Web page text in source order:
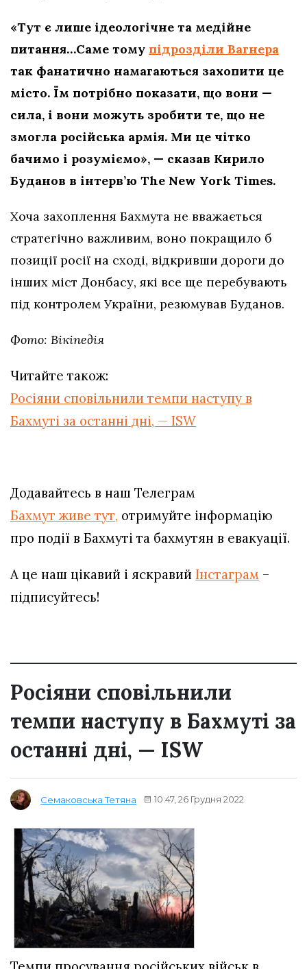
«Тут є лише ідеологічне та медійне
питання…Саме тому підрозділи Вагнера
так фанатично намагаються захопити це
місто. Їм потрібно показати, що вони —
сила, і вони можуть зробити те, що не
змогла російська армія. Ми це чітко
бачимо і розуміємо», — сказав Кирило
Буданов в інтерв’ю The New York Times.
Хоча захоплення Бахмута не вважається
стратегічно важливим, воно покращило б
позиції росії на сході, відкривши дороги до
інших міст Донбасу, які все ще перебувають
під контролем України, резюмував Буданов.
Фото: Вікіпедія
Читайте також:
Росіяни сповільнили темпи наступу в
Бахмуті за останні дні, — ISW
Додавайтесь в наш Телеграм
Бахмут живе тут, отримуйте інформацію
про події в Бахмуті та бахмутян в евакуації.
А це наш цікавий і яскравий Інстаграм –
підписуйтесь!
Росіяни сповільнили
темпи наступу в Бахмуті за
останні дні, — ISW
Семаковська Тетяна 10:47, 26 Грудня 2022